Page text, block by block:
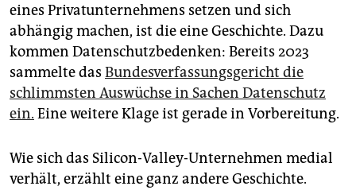
eines Privatunternehmens setzen und sich
abhängig machen, ist die eine Geschichte. Dazu
kommen Datenschutzbedenken: Bereits 2023
sammelte das Bundesverfassungsgericht die
schlimmsten Auswüchse in Sachen Datenschutz
ein. Eine weitere Klage ist gerade in Vorbereitung.
Wie sich das Silicon-Valley-Unternehmen medial
verhält, erzählt eine ganz andere Geschichte.